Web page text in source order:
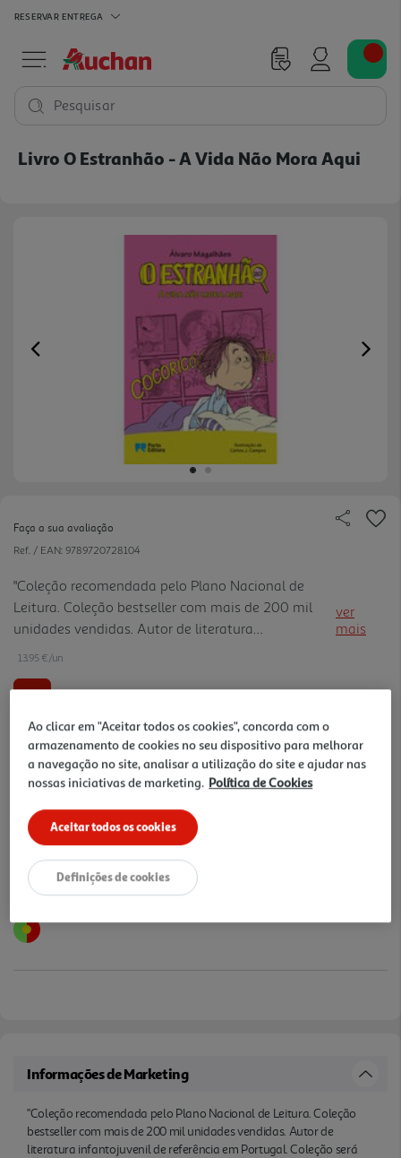
RESERVAR ENTREGA
Pesquisar
Livro O Estranhão - A Vida Não Mora Aqui
Previous
Faça a sua avaliação
Ref. / EAN: 9789720728104
"Coleção recomendada pelo Plano Nacional de
Leitura. Coleção bestseller com mais de 200 mil
unidades vendidas. Autor de literatura
infantojuvenil de referência em Portugal. Coleção
ver
mais
13.95 €/un
-10%
15,50 €PVP de editor
13,95 €
Informações de Marketing
"Coleção recomendada pelo Plano Nacional de Leitura. Coleção
bestseller com mais de 200 mil unidades vendidas. Autor de
literatura infantojuvenil de referência em Portugal. Coleção será
Ao clicar em "Aceitar todos os cookies", concorda com o
armazenamento de cookies no seu dispositivo para melhorar
a navegação no site, analisar a utilização do site e ajudar nas
nossas iniciativas de marketing. Política de Cookies
Aceitar todos os cookies
Definições de cookies